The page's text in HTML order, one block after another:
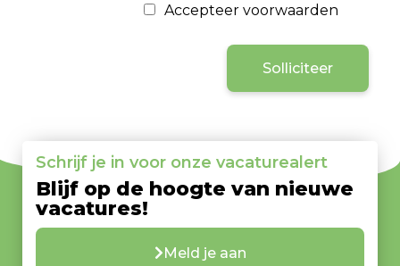
Accepteer voorwaarden
Solliciteer
Schrijf je in voor onze vacaturealert
Blijf op de hoogte van nieuwe
vacatures!
Meld je aan